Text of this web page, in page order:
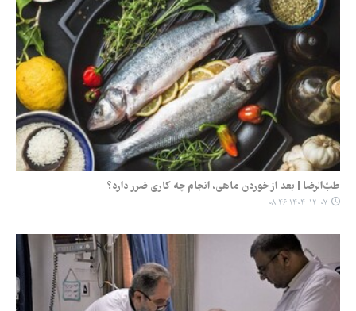
طبّ‌الرضا | بعد از خوردن ماهی، انجام چه کاری ضرر دارد؟
۱۴۰۴-۱۲-۰۷ ۰۸:۴۶